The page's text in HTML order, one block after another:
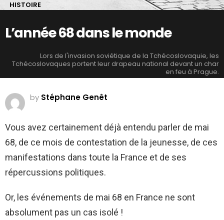
HISTOIRE
L’année 68 dans le monde
Lors de l'invasion soviétique de la Tchécoslovaquie, les
Tchécoslovaques portent leur drapeau national devant un char
en feu à Prague.
by Stéphane Genêt
Vous avez certainement déjà entendu parler de mai
68, de ce mois de contestation de la jeunesse, de ces
manifestations dans toute la France et de ses
répercussions politiques.
Or, les événements de mai 68 en France ne sont
absolument pas un cas isolé !